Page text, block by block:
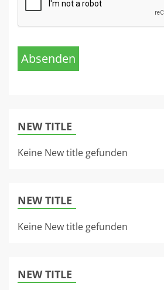
Absenden
NEW TITLE
Keine New title gefunden
NEW TITLE
Keine New title gefunden
NEW TITLE